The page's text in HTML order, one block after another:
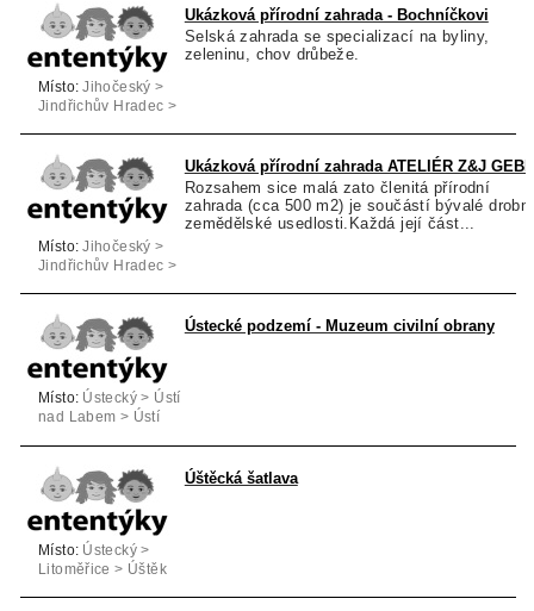
Ukázková přírodní zahrada - Bochníčkovi
Selská zahrada se specializací na byliny,
zeleninu, chov drůbeže.
Místo: Jihočeský >
Jindřichův Hradec >
Ukázková přírodní zahrada ATELIÉR Z&J GEBR
Rozsahem sice malá zato členitá přírodní
zahrada (cca 500 m2) je součástí bývalé
zemědělské usedlosti.Každá její část...
Místo: Jihočeský >
Jindřichův Hradec >
Ústecké podzemí - Muzeum civilní obrany
Místo: Ústecký > Ústí
nad Labem > Ústí
Úštěcká šatlava
Místo: Ústecký >
Litoměřice > Úštěk